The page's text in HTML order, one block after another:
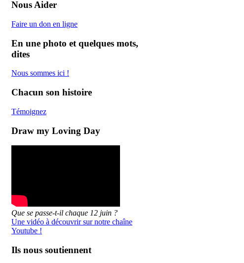
Nous Aider
Faire un don en ligne
En une photo et quelques mots,
dites
Nous sommes ici !
Chacun son histoire
Témoignez
Draw my Loving Day
Que se passe-t-il chaque 12 juin ?
Une vidéo à découvrir sur notre chaîne
Youtube !
Ils nous soutiennent